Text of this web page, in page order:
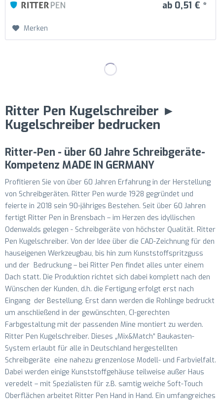
ab 0,51 € *
Merken
Ritter Pen Kugelschreiber ►
Kugelschreiber bedrucken
Ritter-Pen - über 60 Jahre Schreibgeräte-
Kompetenz MADE IN GERMANY
Profitieren Sie von über 60 Jahren Erfahrung in der Herstellung
von Schreibgeräten. Ritter Pen wurde 1928 gegründet und
feierte in 2018 sein 90-jähriges Bestehen. Seit über 60 Jahren
fertigt Ritter Pen in Brensbach – im Herzen des idyllischen
Odenwalds gelegen - Schreibgeräte von höchster Qualität. Ritter
Pen Kugelschreiber. Von der Idee über die CAD-Zeichnung für den
hauseigenen Werkzeugbau, bis hin zum Kunststoffspritzguss
und der Bedruckung – bei Ritter Pen findet alles unter einem
Dach statt. Die Produktion richtet sich dabei komplett nach den
Wünschen der Kunden, d.h. die Fertigung erfolgt erst nach
Eingang der Bestellung. Erst dann werden die Rohlinge bedruckt
um anschließend in der gewünschten, CI-gerechten
Farbgestaltung mit der passenden Mine montiert zu werden.
Ritter Pen Kugelschreiber. Dieses „Mix&Match“ Baukasten-
System erlaubt für alle in Deutschland hergestellten
Schreibgeräte eine nahezu grenzenlose Modell- und Farbvielfalt.
Dabei werden einige Kunststoffgehäuse teilweise außer Haus
veredelt – mit Spezialisten für z.B. samtig weiche Soft-Touch
Oberflächen arbeitet Ritter Pen Hand in Hand. Ein umfangreiches